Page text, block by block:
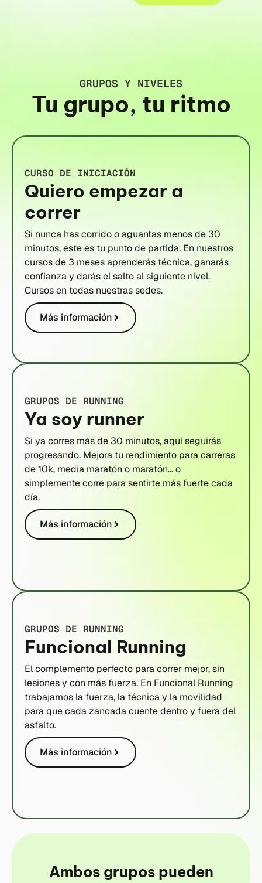
GRUPOS Y NIVELES
Tu grupo, tu ritmo
CURSO DE INICIACIÓN
Quiero empezar a
correr
Si nunca has corrido o aguantas menos de 30
minutos, este es tu punto de partida. En nuestros
cursos de 3 meses aprenderás técnica, ganarás
confianza y darás el salto al siguiente nivel.
Cursos en todas nuestras sedes.
Más información
GRUPOS DE RUNNING
Ya soy runner
Si ya corres más de 30 minutos, aquí seguirás
progresando. Mejora tu rendimiento para carreras
de 10k, media maratón o maratón… o
simplemente corre para sentirte más fuerte cada
día.
Más información
GRUPOS DE RUNNING
Funcional Running
El complemento perfecto para correr mejor, sin
lesiones y con más fuerza. En Funcional Running
trabajamos la fuerza, la técnica y la movilidad
para que cada zancada cuente dentro y fuera del
asfalto.
Más información
Ambos grupos pueden